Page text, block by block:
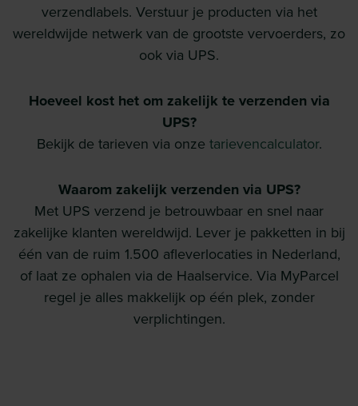
verzendlabels. Verstuur je producten via het
wereldwijde netwerk van de grootste vervoerders, zo
ook via UPS.
Hoeveel kost het om zakelijk te verzenden via
UPS?
Bekijk de tarieven via onze tarievencalculator.
Waarom zakelijk verzenden via UPS?
Met UPS verzend je betrouwbaar en snel naar
zakelijke klanten wereldwijd. Lever je pakketten in bij
één van de ruim 1.500 afleverlocaties in Nederland,
of laat ze ophalen via de Haalservice. Via MyParcel
regel je alles makkelijk op één plek, zonder
verplichtingen.